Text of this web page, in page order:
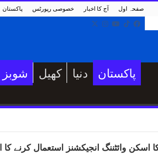
پاکستان خصوصی رپورٹس آج کا اخبار صفحہ اول
شوبز کھیل دنیا
پاکستان
کا اسکن وائٹننگ انجیکشنز استعمال کرنے